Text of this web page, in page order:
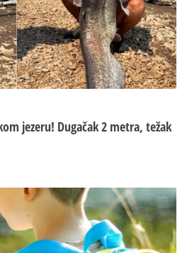
jezeru! Dugačak 2 metra, težak